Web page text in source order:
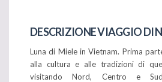
DESCRIZIONE VIAGGIO DI
Luna di Miele in Vietnam. Prima
alla cultura e alle tradizioni di
visitando Nord, Centro e